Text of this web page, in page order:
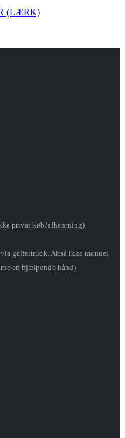
(LÆRK)
privat køb/afhentning)
gaffeltruck. Altså ikke manuel
en hjælpende hånd)